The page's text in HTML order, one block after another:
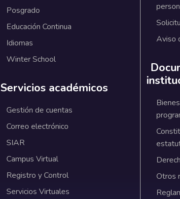
Posgrado
Educación Continua
Idiomas
Winter School
Servicios académicos
Gestión de cuentas
Correo electrónico
SIAR
Campus Virtual
Registro y Control
Servicios Virtuales
Aviso
Otros